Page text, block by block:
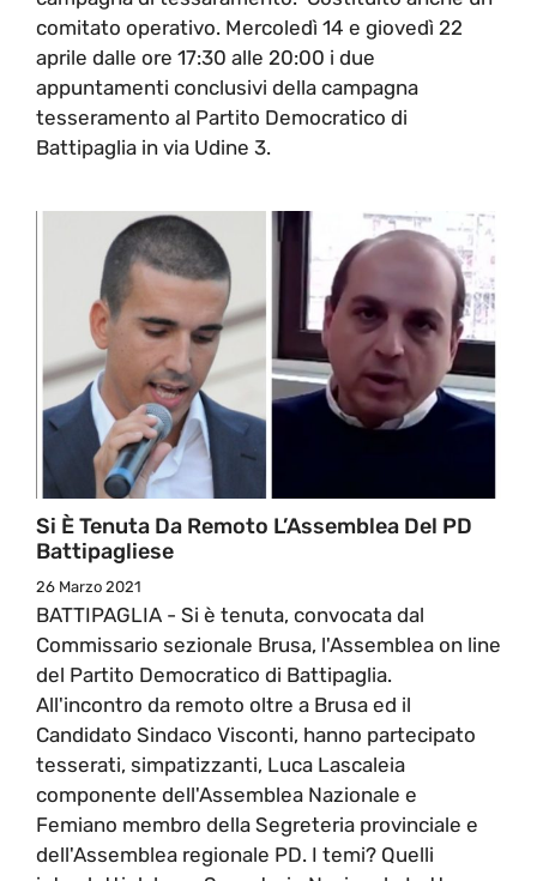
comitato operativo. Mercoledì 14 e giovedì 22
aprile dalle ore 17:30 alle 20:00 i due
appuntamenti conclusivi della campagna
tesseramento al Partito Democratico di
Battipaglia in via Udine 3.
Si È Tenuta Da Remoto L’Assemblea Del PD
Battipagliese
26 Marzo 2021
BATTIPAGLIA - Si è tenuta, convocata dal
Commissario sezionale Brusa, l'Assemblea on line
del Partito Democratico di Battipaglia.
All'incontro da remoto oltre a Brusa ed il
Candidato Sindaco Visconti, hanno partecipato
tesserati, simpatizzanti, Luca Lascaleia
componente dell'Assemblea Nazionale e
Femiano membro della Segreteria provinciale e
dell'Assemblea regionale PD. I temi? Quelli